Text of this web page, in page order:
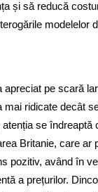
și să reducă
modelelor
apreciat pe scară
mai ridicate decât
se îndreaptă
Britanie, care ar
pozitiv, având în
a prețurilor.